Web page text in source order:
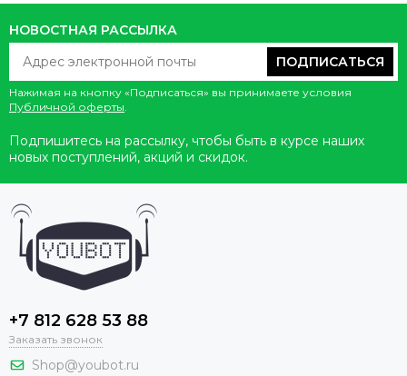
НОВОСТНАЯ РАССЫЛКА
ПОДПИСАТЬСЯ
Нажимая на кнопку «Подписаться» вы принимаете условия
Публичной оферты
Подпишитесь на рассылку, чтобы быть в курсе наших
новых поступлений, акций и скидок.
+7 812 628 53 88
Заказать звонок
Shop@youbot.ru